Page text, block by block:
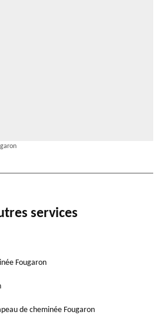
services
Fougaron
de cheminée Fougaron